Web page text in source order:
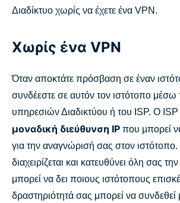
Διαδίκτυο χωρίς να έχετε ένα VPN.
Χωρίς ένα VPN
Όταν αποκτάτε πρόσβαση σε έναν
συνδέεστε σε αυτόν τον ιστότοπο
υπηρεσιών Διαδικτύου ή του ISP. Ο ISP
μοναδική διεύθυνση IP που μπορεί
για την αναγνώρισή σας στον
διαχειρίζεται και κατευθύνει όλη σας
μπορεί να δει ποιους ιστότοπους
δραστηριότητά σας μπορεί να